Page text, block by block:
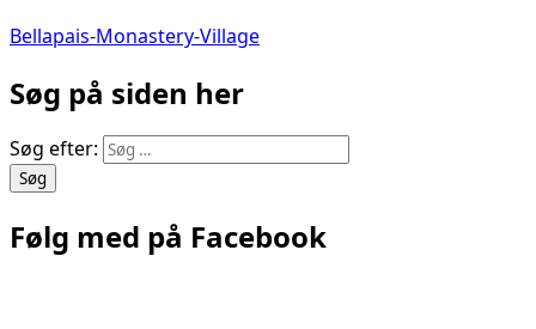
Bellapais-Monastery-Village
Søg på siden her
Søg efter:
Følg med på Facebook